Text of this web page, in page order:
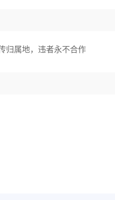
归属地，违者永不合作